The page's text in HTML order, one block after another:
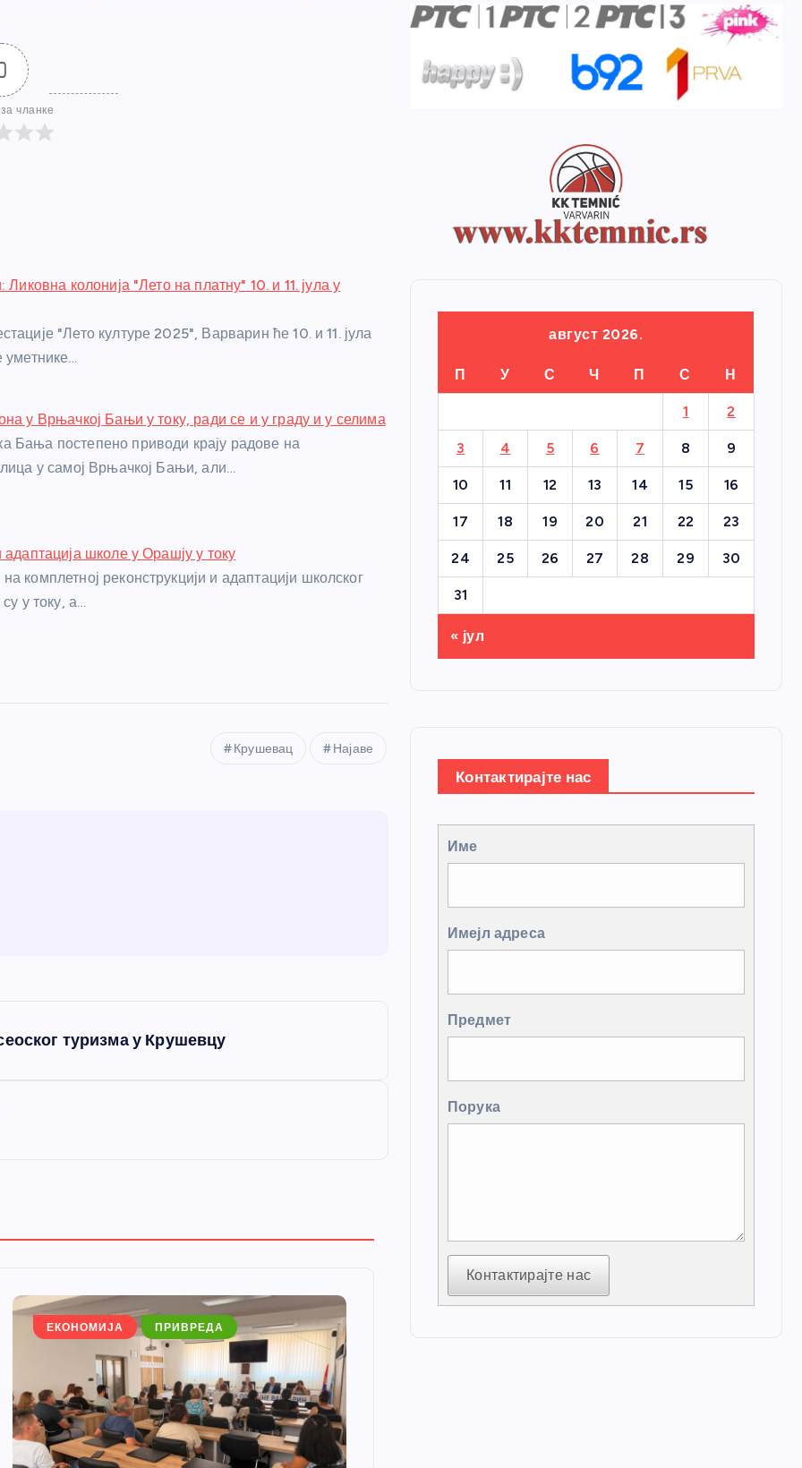
чланке
Ликовна колонија "Лето на платну" 10. и 11. јула у
"Лето културе 2025", Варварин ће 10. и 11. јула
уметнике…
у Врњачкој Бањи у току, ради се и у граду и у селима
Бања постепено приводи крају радове на
у самој Врњачкој Бањи, али…
адаптација школе у Орашју у току
комплетној реконструкцији и адаптацији школског
у току, а…
Крушевац Најаве
туризма у Крушевцу
ЕКОНОМИЈА ПРИВРЕДА
август 2026.
П У С Ч П С Н
1 2
3 4 5 6 7 8 9
10 11 12 13 14 15 16
17 18 19 20 21 22 23
24 25 26 27 28 29 30
31
« јул
Контактирајте нас
Име
Имејл адреса
Предмет
Порука
Контактирајте нас